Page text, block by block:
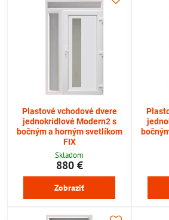
Plastové vchodové dvere
jednokrídlové Modern2 s
bočným a horným svetlíkom
FIX
Skladom
880 €
Zobraziť